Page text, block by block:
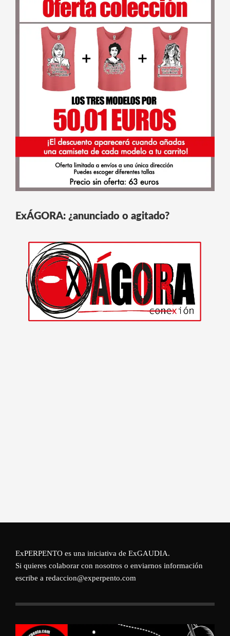
ExÁGORA: ¿anunciado o agitado?
ExPERPENTO es una iniciativa de ExGAUDIA.
Si quieres colaborar con nosotros o enviarnos información
escribe a redaccion@experpento.com